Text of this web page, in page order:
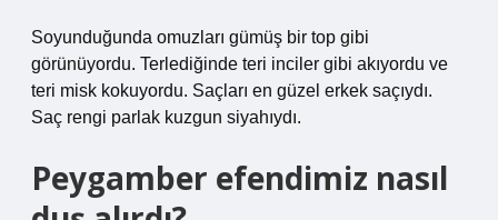
Soyunduğunda omuzları gümüş bir top gibi
görünüyordu. Terlediğinde teri inciler gibi akıyordu ve
teri misk kokuyordu. Saçları en güzel erkek saçıydı.
Saç rengi parlak kuzgun siyahıydı.
Peygamber efendimiz nasıl